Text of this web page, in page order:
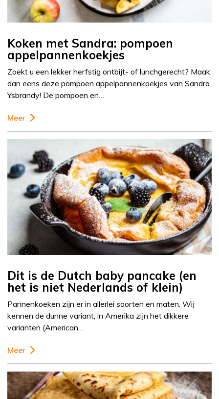
Koken met Sandra: pompoen
appelpannenkoekjes
Zoekt u een lekker herfstig ontbijt- of lunchgerecht? Maak
dan eens deze pompoen appelpannenkoekjes van Sandra
Ysbrandy! De pompoen en…
Meer
Dit is de Dutch baby pancake (en
het is niet Nederlands of klein)
Pannenkoeken zijn er in allerlei soorten en maten. Wij
kennen de dunne variant, in Amerika zijn het dikkere
varianten (American…
Meer